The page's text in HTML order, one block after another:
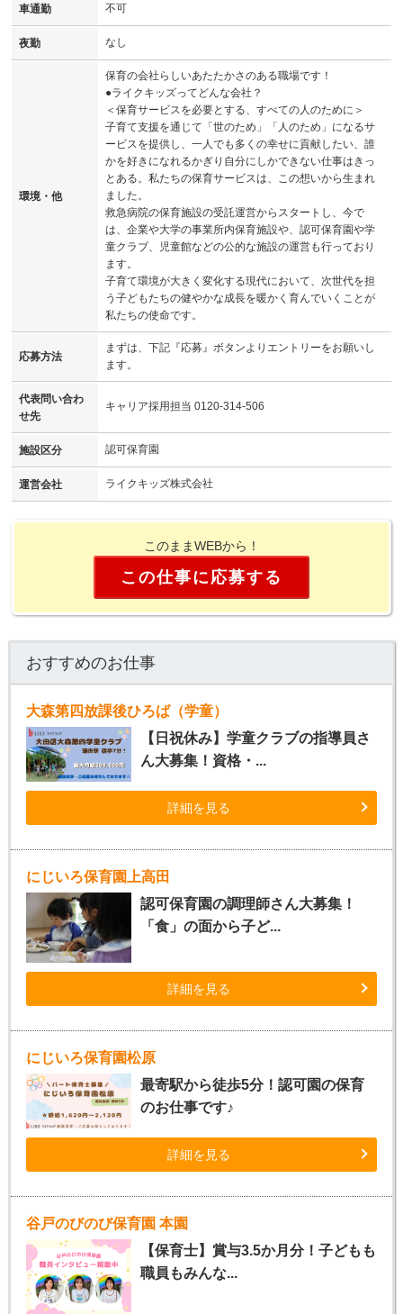
車通勤 不可
夜勤 なし
環境・他
保育の会社らしいあたたかさのある職場です！
●ライクキッズってどんな会社？
＜保育サービスを必要とする、すべての人のために＞
子育て支援を通じて「世のため」「人のため」になるサ
ービスを提供し、一人でも多くの幸せに貢献したい、誰
かを好きになれるかぎり自分にしかできない仕事はきっ
とある。私たちの保育サービスは、この想いから生まれ
ました。
救急病院の保育施設の受託運営からスタートし、今で
は、企業や大学の事業所内保育施設や、認可保育園や学
童クラブ、児童館などの公的な施設の運営も行っており
ます。
子育て環境が大きく変化する現代において、次世代を担
う子どもたちの健やかな成長を暖かく育んでいくことが
私たちの使命です。
応募方法
まずは、下記『応募』ボタンよりエントリーをお願いし
ます。
代表問い合わ
せ先
キャリア採用担当 0120-314-506
施設区分 認可保育園
運営会社 ライクキッズ株式会社
このままWEBから！
この仕事に応募する
おすすめのお仕事
大森第四放課後ひろば（学童）
【日祝休み】学童クラブの指導員さ
ん大募集！資格・...
詳細を見る
にじいろ保育園上高田
認可保育園の調理師さん大募集！
「食」の面から子ど...
詳細を見る
にじいろ保育園松原
最寄駅から徒歩5分！認可園の保育
のお仕事です♪
詳細を見る
谷戸のびのび保育園 本園
【保育士】賞与3.5か月分！子どもも
職員もみんな...